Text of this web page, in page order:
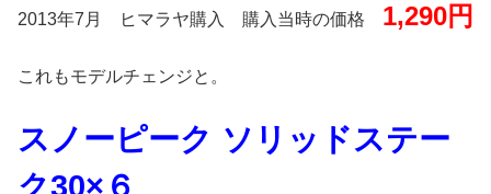
2013年7月 ヒマラヤ購入 購入当時の価格 1,290円
これもモデルチェンジと。
スノーピーク ソリッドステー
ク30×６